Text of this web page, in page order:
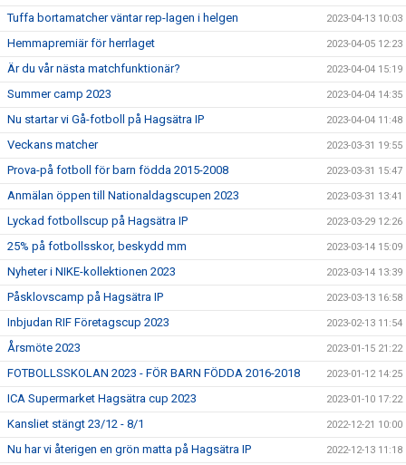
Tuffa bortamatcher väntar rep-lagen i helgen 2023-04-13 10:03
Hemmapremiär för herrlaget 2023-04-05 12:23
Är du vår nästa matchfunktionär? 2023-04-04 15:19
Summer camp 2023 2023-04-04 14:35
Nu startar vi Gå-fotboll på Hagsätra IP 2023-04-04 11:48
Veckans matcher 2023-03-31 19:55
Prova-på fotboll för barn födda 2015-2008 2023-03-31 15:47
Anmälan öppen till Nationaldagscupen 2023 2023-03-31 13:41
Lyckad fotbollscup på Hagsätra IP 2023-03-29 12:26
25% på fotbollsskor, beskydd mm 2023-03-14 15:09
Nyheter i NIKE-kollektionen 2023 2023-03-14 13:39
Påsklovscamp på Hagsätra IP 2023-03-13 16:58
Inbjudan RIF Företagscup 2023 2023-02-13 11:54
Årsmöte 2023 2023-01-15 21:22
FOTBOLLSSKOLAN 2023 - FÖR BARN FÖDDA 2016-2018 2023-01-12 14:25
ICA Supermarket Hagsätra cup 2023 2023-01-10 17:22
Kansliet stängt 23/12 - 8/1 2022-12-21 10:00
Nu har vi återigen en grön matta på Hagsätra IP 2022-12-13 11:18